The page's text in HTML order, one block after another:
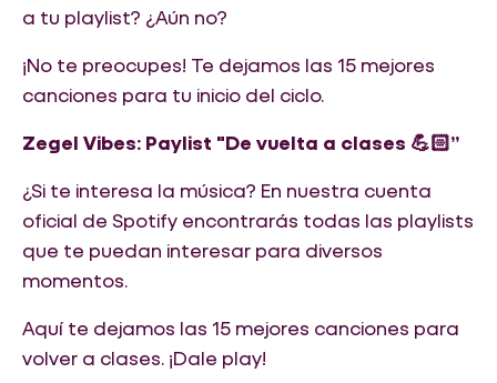
a tu playlist? ¿Aún no?
¡No te preocupes! Te dejamos las 15 mejores
canciones para tu inicio del ciclo.
Zegel Vibes: Paylist "De vuelta a clases 💪🏻”
¿Si te interesa la música? En nuestra cuenta
oficial de Spotify encontrarás todas las playlists
que te puedan interesar para diversos
momentos.
Aquí te dejamos las 15 mejores canciones para
volver a clases. ¡Dale play!